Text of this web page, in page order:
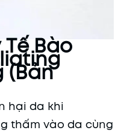
Bào
(Bản
hại da khi
thấm vào da cùng